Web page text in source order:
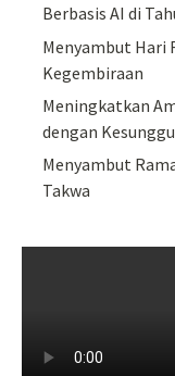
Berbasis AI di
Menyambut Hari
Kegembiraan
Meningkatkan
dengan
Menyambut
Takwa